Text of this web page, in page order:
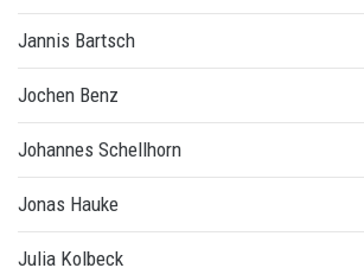
Jannis Bartsch
Jochen Benz
Johannes Schellhorn
Jonas Hauke
Julia Kolbeck